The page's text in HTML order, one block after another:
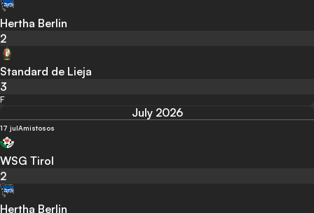
Hertha Berlin
2
Standard de Lieja
3
F
July 2026
17 julAmistosos
WSG Tirol
2
Hertha Berlin